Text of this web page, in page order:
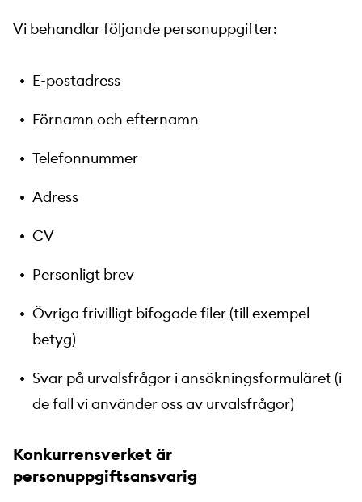
Vi behandlar följande personuppgifter:
E-postadress
Förnamn och efternamn
Telefonnummer
Adress
CV
Personligt brev
Övriga frivilligt bifogade filer (till exempel
betyg)
Svar på urvalsfrågor i ansökningsformuläret (i
de fall vi använder oss av urvalsfrågor)
Konkurrensverket är
personuppgiftsansvarig